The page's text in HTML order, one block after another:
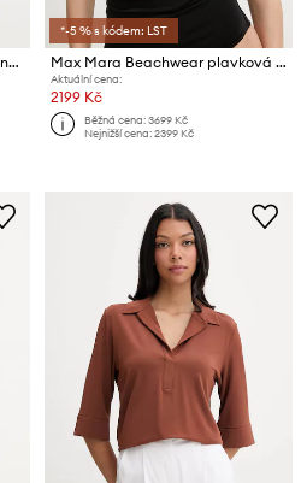
Max Mara Beachwear jednodílné plavky dámské CAMBUSA
*-5 % s kódem: LST
Max Mara Beachwear plavková podprsenka dámská ALISIA
Aktuální cena:
2199 Kč
Běžná cena:3699 Kč
Nejnižší cena:2399 Kč